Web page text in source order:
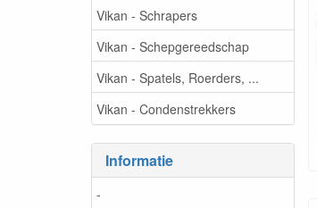
Vikan - Schrapers
Vikan - Schepgereedschap
Vikan - Spatels, Roerders, ...
Vikan - Condenstrekkers
Informatie
-